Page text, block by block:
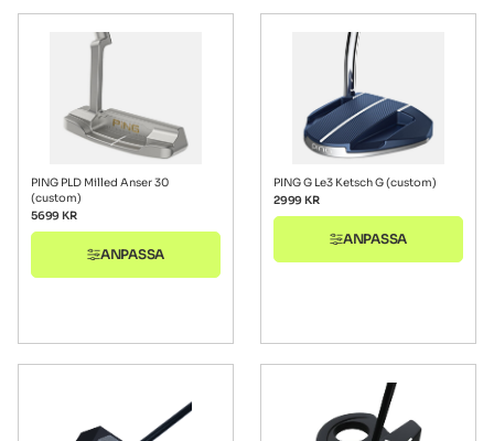
PING PLD Milled Anser 30
(custom)
5699 KR
ANPASSA
PING G Le3 Ketsch G (custom)
2999 KR
ANPASSA